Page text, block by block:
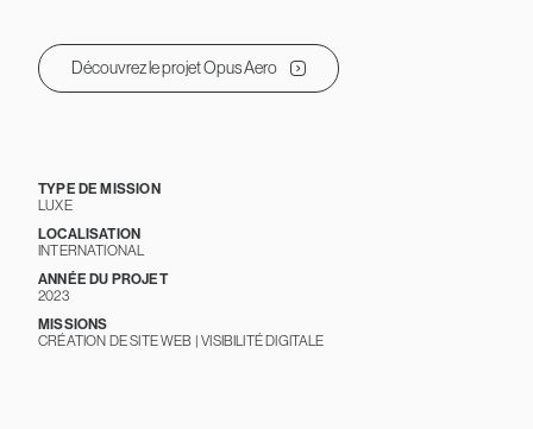
Découvrez le projet Opus Aero
TYPE DE MISSION
LUXE
LOCALISATION
INTERNATIONAL
ANNÉE DU PROJET
2023
MISSIONS
CRÉATION DE SITE WEB | VISIBILITÉ DIGITALE